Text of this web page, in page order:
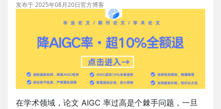
发布于 2025年08月20日官方博客
在学术领域，论文 AIGC 率过高是个棘手问题，一旦